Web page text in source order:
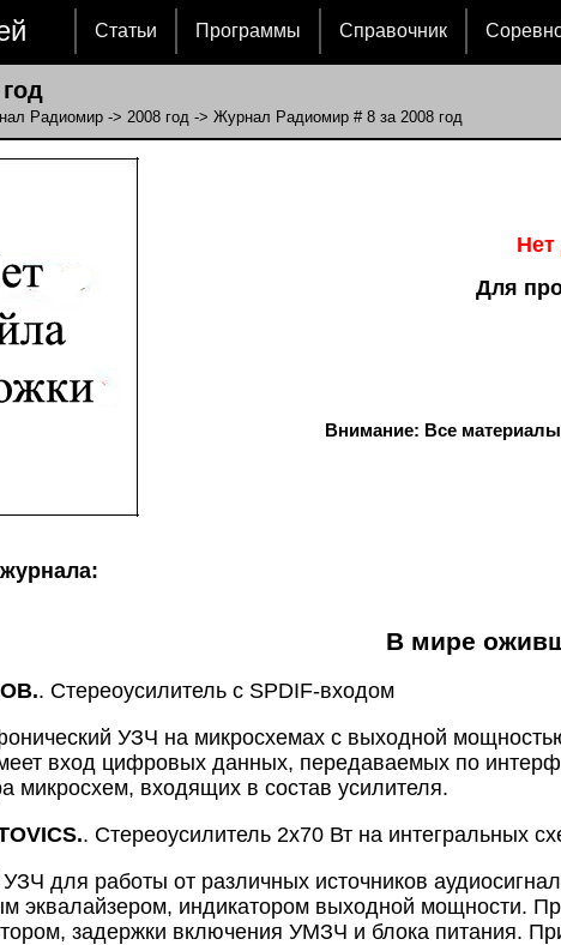
Статьи Программы Справочник
Радиомир -> 2008 год -> Журнал Радиомир # 8 за 2008 год
Нет
Для
Внимание: Все
В мире
. Стереоусилитель с SPDIF-входом
УЗЧ на микросхемах с выходной
вход цифровых данных, передаваемых по
микросхем, входящих в состав усилителя.
. Стереоусилитель 2х70 Вт на интегральных
для работы от различных источников
эквалайзером, индикатором выходной мощности.
задержки включения УМЗЧ и блока питания.